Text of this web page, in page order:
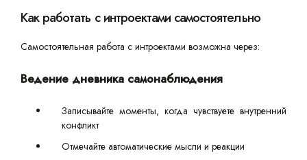
Как работать с интроектами самостоятельно
Самостоятельная работа с интроектами возможна через:
Ведение дневника самонаблюдения
Записывайте моменты, когда чувствуете внутренний
конфликт
Отмечайте автоматические мысли и реакции